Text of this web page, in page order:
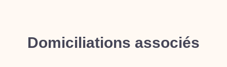
Domiciliations associés